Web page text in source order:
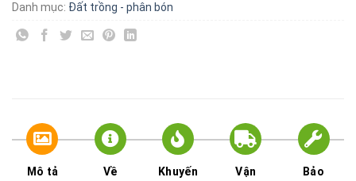
Danh mục: Đất trồng - phân bón
Mô tả
Về
Khuyến
Vận
Bảo